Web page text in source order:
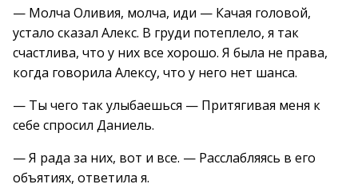
— Молча Оливия, молча, иди — Качая головой,
устало сказал Алекс. В груди потеплело, я так
счастлива, что у них все хорошо. Я была не права,
когда говорила Алексу, что у него нет шанса.
— Ты чего так улыбаешься — Притягивая меня к
себе спросил Даниель.
— Я рада за них, вот и все. — Расслабляясь в его
объятиях, ответила я.